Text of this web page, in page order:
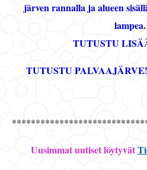
järven rannalla ja alueen
lampea.
TUTUSTU
TUTUSTU
Uusimmat uutiset löytyvät